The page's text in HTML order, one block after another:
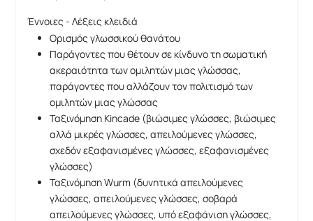
Έννοιες - Λέξεις κλειδιά
Ορισμός γλωσσικού θανάτου
Παράγοντες που θέτουν σε κίνδυνο τη σωματική
ακεραιότητα των ομιλητών μιας γλώσσας,
παράγοντες που αλλάζουν τον πολιτισμό των
ομιλητών μιας γλώσσας
Ταξινόμηση Kincade (βιώσιμες γλώσσες, βιώσιμες
αλλά μικρές γλώσσες, απειλούμενες γλώσσες,
σχεδόν εξαφανισμένες γλώσσες, εξαφανισμένες
γλώσσες)
Ταξινόμηση Wurm (δυνητικά απειλούμενες
γλώσσες, απειλούμενες γλώσσες, σοβαρά
απειλούμενες γλώσσες, υπό εξαφάνιση γλώσσες,